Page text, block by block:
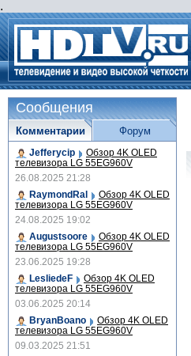
.
Сообщения
Комментарии
Jefferycip Обзор 4K OLED
телевизора LG 55EG960V
26.08.2025 21:28
RaymondRal
Обзор 4K OLED
телевизора LG 55EG960V
24.08.2025 19:02
Augustsoore
Обзор 4K OLED
телевизора LG 55EG960V
23.06.2025 19:28
LesliedeF
Обзор 4K OLED
телевизора LG 55EG960V
03.06.2025 20:14
BryanBoano
Обзор 4K OLED
телевизора LG 55EG960V
09.03.2025 21:51
Форум